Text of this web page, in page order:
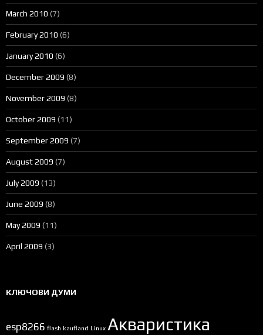
March 2010 (7)
February 2010 (6)
January 2010 (6)
December 2009 (8)
November 2009 (8)
October 2009 (11)
September 2009 (7)
August 2009 (7)
July 2009 (13)
June 2009 (8)
May 2009 (11)
April 2009 (3)
КЛЮЧОВИ ДУМИ
esp8266 flash kaufland Linux Акваристика